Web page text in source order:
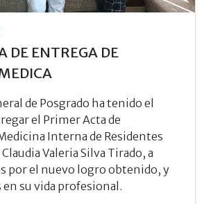
DE ENTREGA DE
de Posgrado ha tenido el
el Primer Acta de
Interna de Residentes
Valeria Silva Tirado, a
por el nuevo logro obtenido, y
su vida profesional.